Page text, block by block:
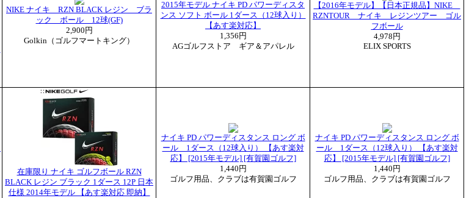
NIKE ナイキ RZN BLACK レジン ブラ
ック ボール 12球(GF)
2,900円
Golkin（ゴルフマートキング）
2015年モデル ナイキ PD パワーディスタ
ンス ソフト ボール 1ダース（12球入り）
【あす楽対応】
1,356円
AGゴルフストア ギア＆アパレル
【2016年モデル】【日本正規品】NIKE
RZNTOUR ナイキ レジンツアー ゴル
フボール
4,978円
ELIX SPORTS
在庫限り ナイキ ゴルフボール RZN
BLACK レジン ブラック 1ダース 12P 日本
仕様 2014年モデル 【あす楽対応 即納】
ナイキ PD パワーディスタンス ロング ボ
ール 1ダース（12球入り） 【あす楽対
応】 [2015年モデル] [有賀園ゴルフ]
1,440円
ゴルフ用品、クラブは有賀園ゴルフ
ナイキ PD パワーディスタンス ロング ボ
ール 1ダース（12球入り） 【あす楽対
応】 [2015年モデル] [有賀園ゴルフ]
1,440円
ゴルフ用品、クラブは有賀園ゴルフ